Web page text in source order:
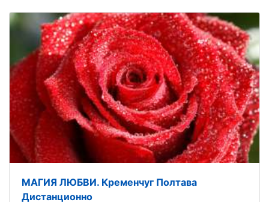
МАГИЯ ЛЮБВИ. Кременчуг Полтава
Дистанционно